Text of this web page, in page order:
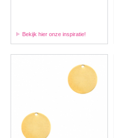
Bekijk hier onze inspiratie!